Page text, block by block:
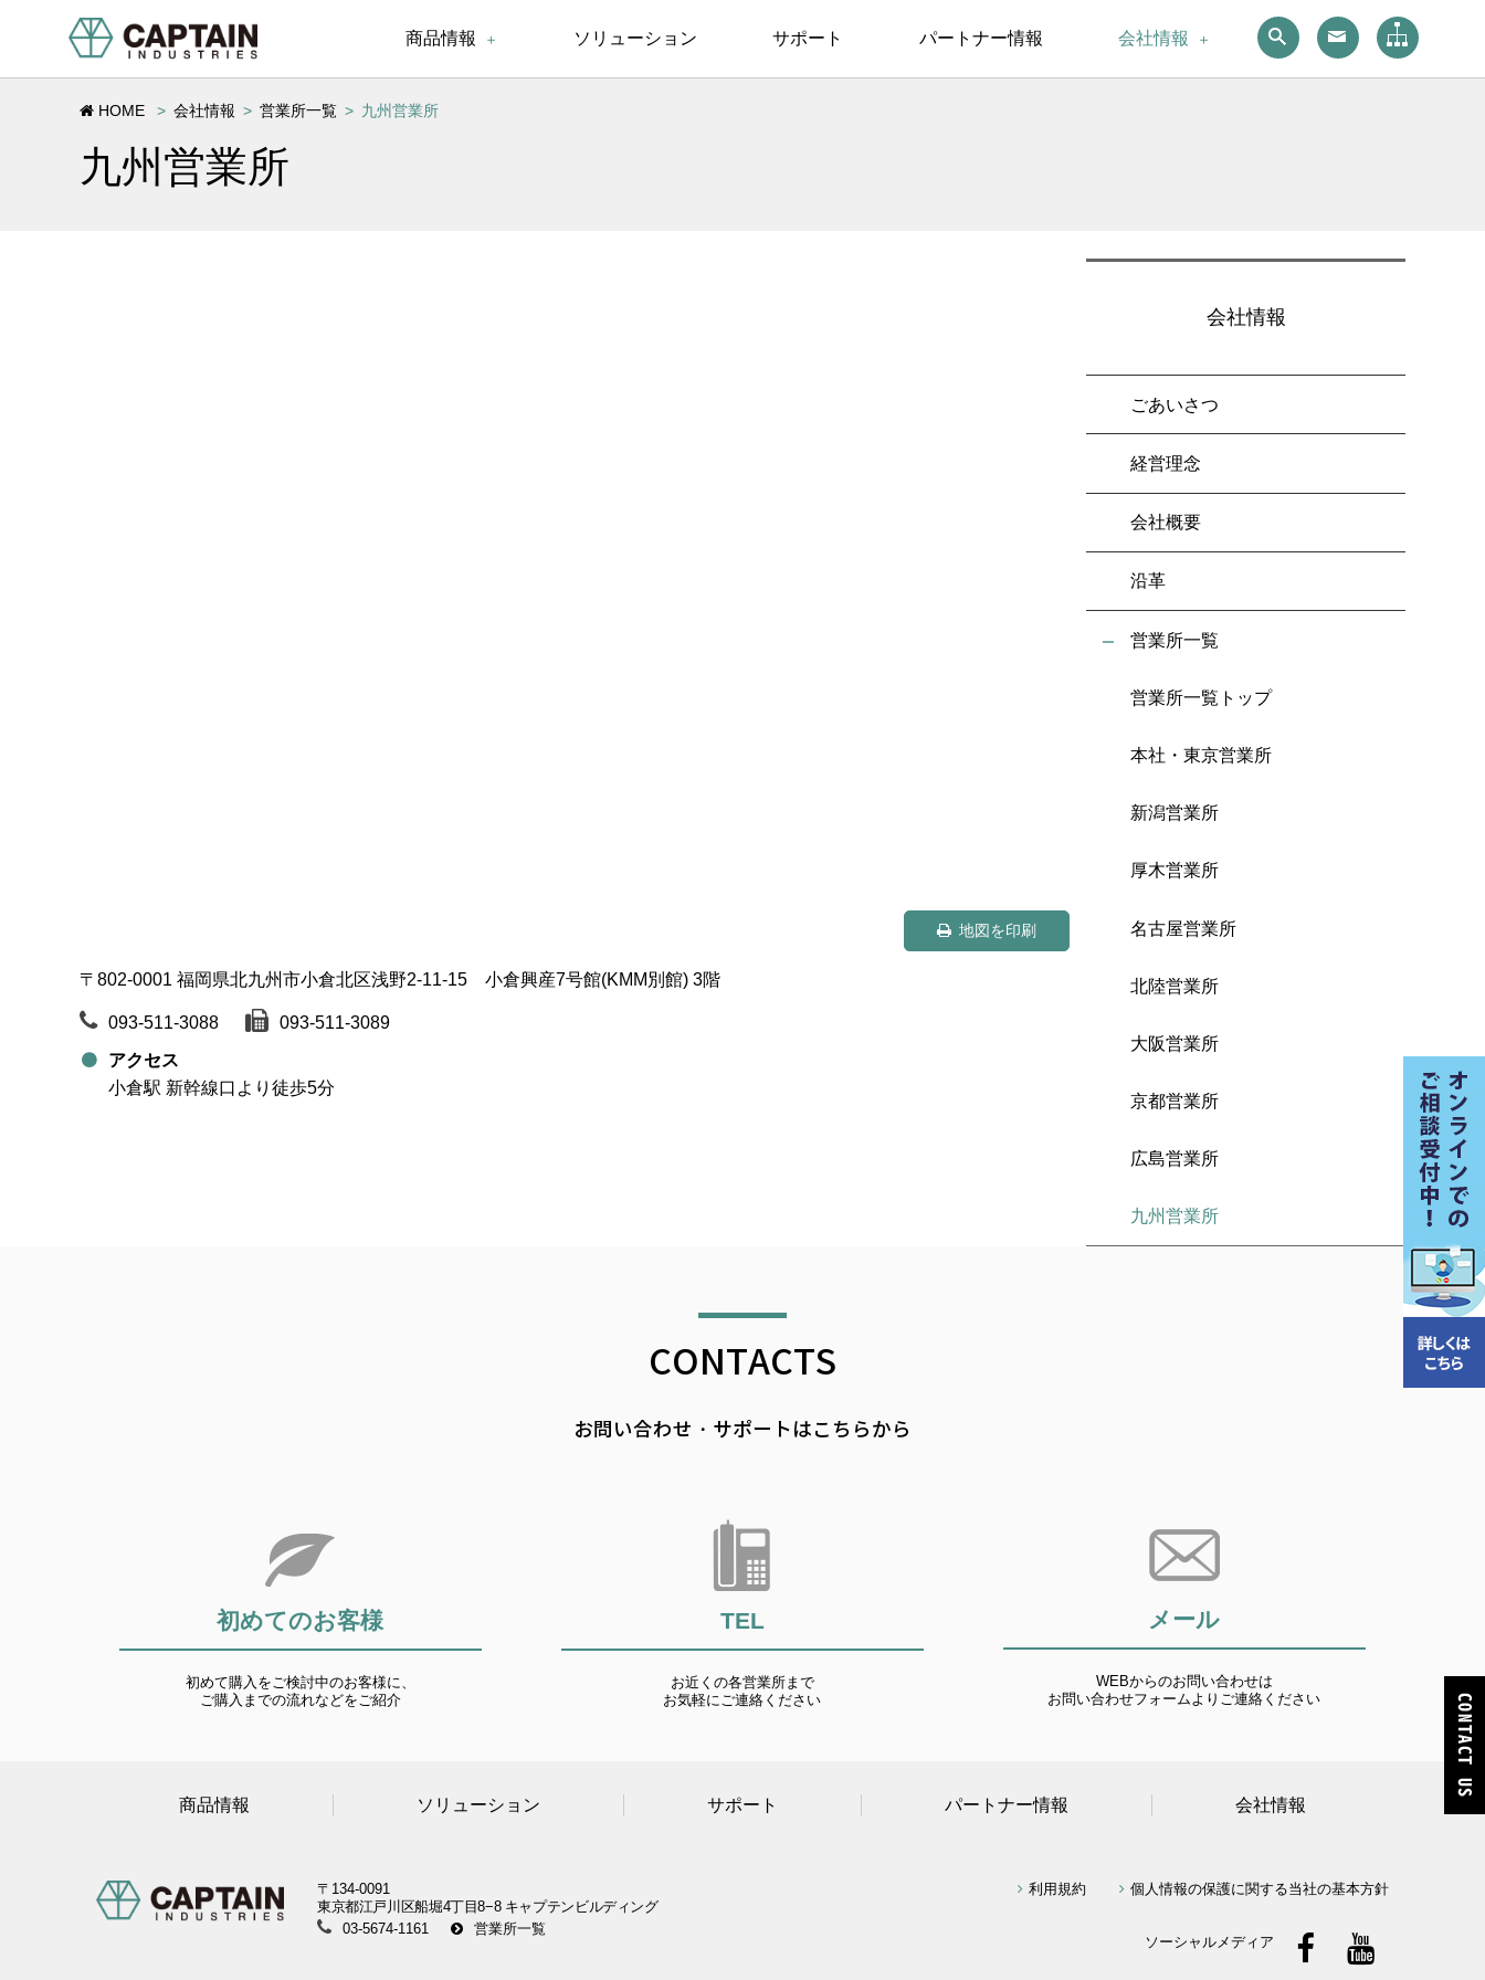
商品情報 ソリューション サポート パートナー情報 会社情報
HOME 会社情報 営業所一覧 九州営業所
九州営業所
地図を印刷
〒802-0001 福岡県北九州市小倉北区浅野2-11-15 小倉興産7号館(KMM別館) 3階
093-511-3088 093-511-3089
アクセス
小倉駅 新幹線口より徒歩5分
会社情報
ごあいさつ
経営理念
会社概要
沿革
営業所一覧
営業所一覧トップ
本社・東京営業所
新潟営業所
厚木営業所
名古屋営業所
北陸営業所
大阪営業所
京都営業所
広島営業所
九州営業所
CONTACTS
お問い合わせ・サポートはこちらから
初めてのお客様
初めて購入をご検討中のお客様に、
ご購入までの流れなどをご紹介
TEL
お近くの各営業所まで
お気軽にご連絡ください
メール
WEBからのお問い合わせは
お問い合わせフォームよりご連絡ください
商品情報 ソリューション サポート パートナー情報 会社情報
〒134-0091
東京都江戸川区船堀4丁目8−8 キャプテンビルディング
03-5674-1161
営業所一覧
利用規約 個人情報の保護に関する当社の基本方針
ソーシャルメディア